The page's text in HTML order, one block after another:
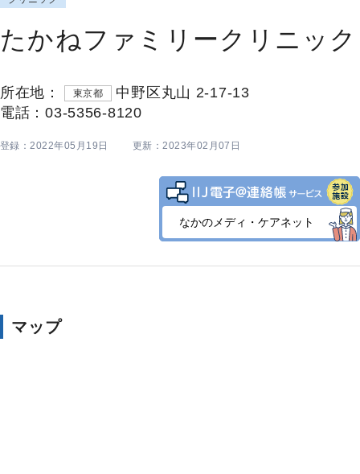
たかねファミリークリニック
所在地： 東京都
中野区丸山 2-17-13
電話：03-5356-8120
登録：2022年05月19日 更新：2023年02月07日
なかのメディ・ケアネット
マップ